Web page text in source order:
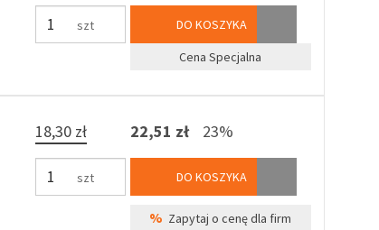
szt
DO KOSZYKA
Cena Specjalna
18,30 zł
szt
22,51 zł 23%
DO KOSZYKA
% Zapytaj o cenę dla firm